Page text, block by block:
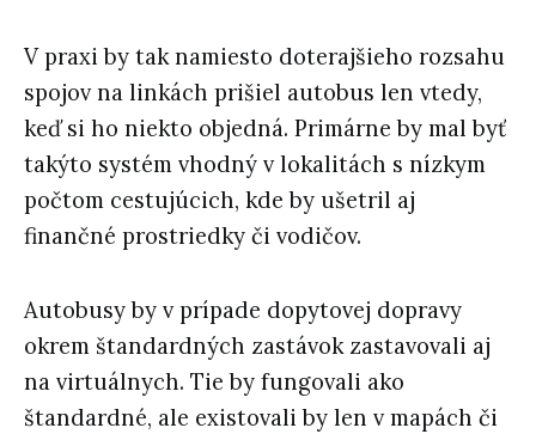
V praxi by tak namiesto doterajšieho rozsahu
spojov na linkách prišiel autobus len vtedy,
keď si ho niekto objedná. Primárne by mal byť
takýto systém vhodný v lokalitách s nízkym
počtom cestujúcich, kde by ušetril aj
finančné prostriedky či vodičov.
Autobusy by v prípade dopytovej dopravy
okrem štandardných zastávok zastavovali aj
na virtuálnych. Tie by fungovali ako
štandardné, ale existovali by len v mapách či